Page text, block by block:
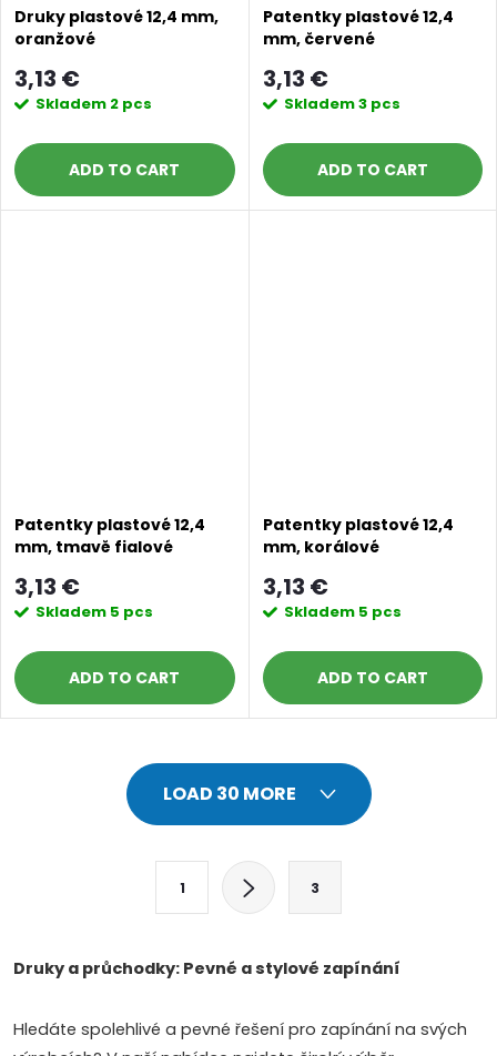
Druky plastové 12,4 mm,
oranžové
3,13 €
Skladem 2 pcs
ADD TO CART
Patentky plastové 12,4
mm, červené
3,13 €
Skladem3 pcs
ADD TO CART
Patentky plastové 12,4
mm, tmavě fialové
3,13 €
Skladem 5 pcs
ADD TO CART
Patentky plastové 12,4
mm, korálové
3,13 €
Skladem 5 pcs
ADD TO CART
i
LOAD 30 MORE
i
a
1 3
Druky a průchodky: Pevné a stylové zapínání
Hledáte spolehlivé a pevné řešení pro zapínání na svých